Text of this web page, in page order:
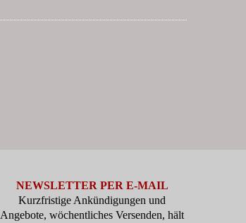
NEWSLETTER PER E-MAIL
Kurzfristige Ankündigungen und
Angebote, wöchentliches Versenden, hält